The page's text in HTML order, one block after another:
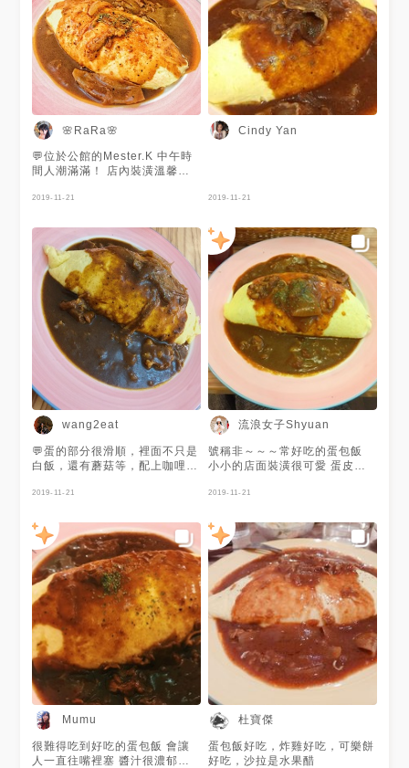
🌸RaRa🌸
💬位於公館的Mester.K 中午時
間人潮滿滿！ 店內裝潢溫馨可
蛋的口感很滑嫩，醬料味道濃郁
吃完很飽😋 #台北 #公館 #日式
#蛋包飯
2019-11-21
Cindy Yan
2019-11-21
wang2eat
💬蛋的部分很滑順，裡面不只是
白飯，還有蘑菇等，配上咖哩醬
人可以點不同的餐點，因為吃到
收服務費，是附近學生的愛店，
吃飯時間人都很多！ — #台北#
公館#蛋包飯#咖哩
2019-11-21
流浪女子Shyuan
號稱非～～～常好吃的蛋包飯
小小的店面裝潢很可愛 蛋皮吃
的飯不是單純白飯是炒飯 醬汁
獨享B餐我選了手作布丁跟招牌
炸雞塊 雞塊很嫩很多汁很好吃
😋 吃完有些可以理解為什麼可
以生意這麼好了 #台北#公館
2019-11-21
Mumu
很難得吃到好吃的蛋包飯 會讓
人一直往嘴裡塞 醬汁很濃郁下
杜寶傑
蛋包飯好吃，炸雞好吃，可樂餅
好吃，沙拉是水果醋